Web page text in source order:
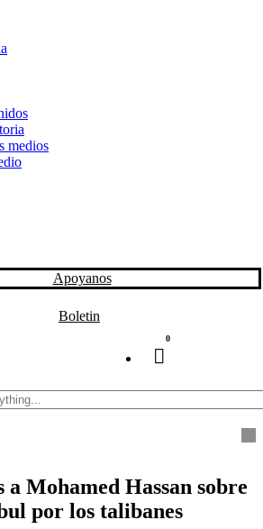
i
r
medios
Apoyanos
Boletin
0
a Mohamed Hassan sobre
por los talibanes